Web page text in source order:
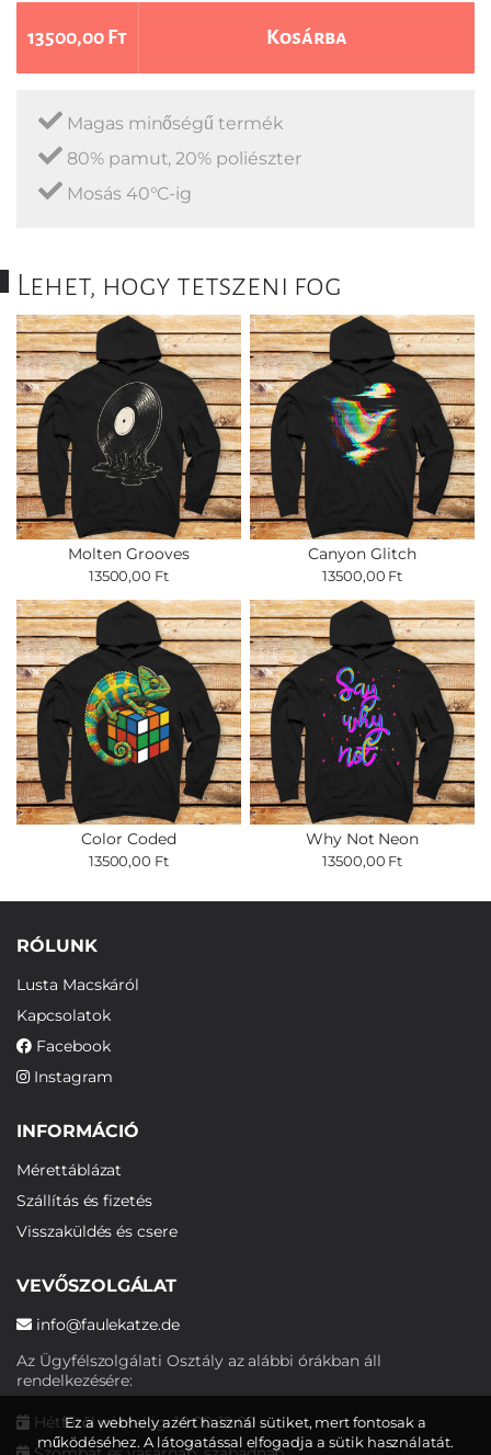
13500,00 Ft Kosárba
Magas minőségű termék
80% pamut, 20% poliészter
Mosás 40°C-ig
Lehet, hogy tetszeni fog
Molten Grooves
13500,00 Ft
Canyon Glitch
13500,00 Ft
Color Coded
13500,00 Ft
Why Not Neon
13500,00 Ft
RÓLUNK
Lusta Macskáról
Kapcsolatok
Facebook
Instagram
INFORMÁCIÓ
Mérettáblázat
Szállítás és fizetés
Visszaküldés és csere
VEVŐSZOLGÁLAT
info@faulekatze.de
Az Ügyfélszolgálati Osztály az alábbi órákban áll
rendelkezésére:
Hétfőtől péntekig: 10:00-19:00
Ez a webhely azért használ sütiket, mert fontosak a
működéséhez. A látogatással elfogadja a sütik használatát.